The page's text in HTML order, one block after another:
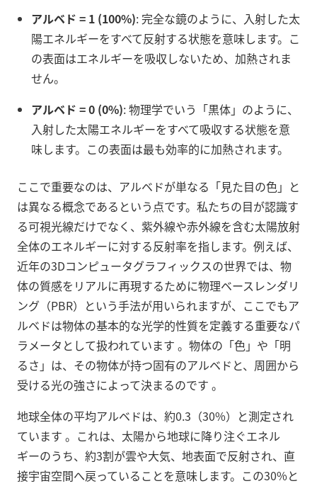
アルベド = 1 (100%): 完全な鏡のように、入射した太
陽エネルギーをすべて反射する状態を意味します。こ
の表面はエネルギーを吸収しないため、加熱されま
せん。
アルベド = 0 (0%): 物理学でいう「黒体」のように、
入射した太陽エネルギーをすべて吸収する状態を意
味します。この表面は最も効率的に加熱されます。
ここで重要なのは、アルベドが単なる「見た目の色」と
は異なる概念であるという点です。私たちの目が認識す
る可視光線だけでなく、紫外線や赤外線を含む太陽放射
全体のエネルギーに対する反射率を指します。例えば、
近年の3Dコンピュータグラフィックスの世界では、物
体の質感をリアルに再現するために物理ベースレンダリ
ング（PBR）という手法が用いられますが、ここでもア
ルベドは物体の基本的な光学的性質を定義する重要なパ
ラメータとして扱われています 。物体の「色」や「明
るさ」は、その物体が持つ固有のアルベドと、周囲から
受ける光の強さによって決まるのです 。
地球全体の平均アルベドは、約0.3（30%）と測定され
ています 。これは、太陽から地球に降り注ぐエネル
ギーのうち、約3割が雲や大気、地表面で反射され、直
接宇宙空間へ戻っていることを意味します。この30%と